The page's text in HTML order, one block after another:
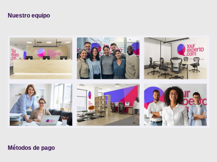
Nuestro equipo
Métodos de pago